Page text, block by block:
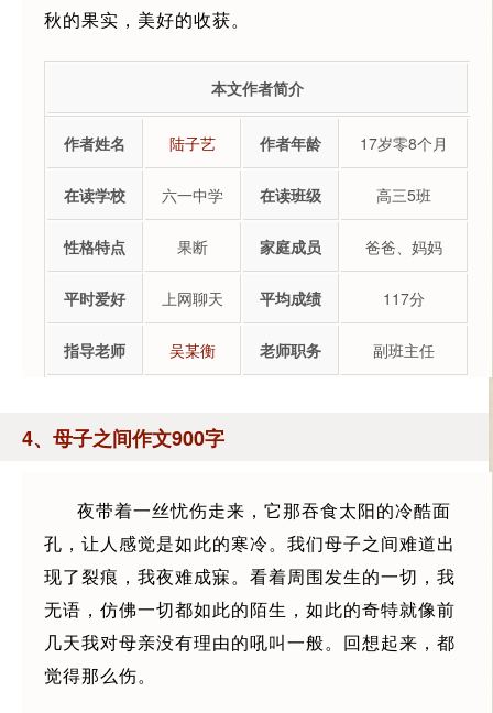
秋的果实，美好的收获。
本文作者简介
作者姓名 陆子艺 作者年龄 17岁零8个月
在读学校 六一中学 在读班级 高三5班
性格特点 果断 家庭成员 爸爸、妈妈
平时爱好 上网聊天 平均成绩 117分
指导老师 吴某衡 老师职务 副班主任
4、母子之间作文900字
夜带着一丝忧伤走来，它那吞食太阳的冷酷面
孔，让人感觉是如此的寒冷。我们母子之间难道出
现了裂痕，我夜难成寐。看着周围发生的一切，我
无语，仿佛一切都如此的陌生，如此的奇特就像前
几天我对母亲没有理由的吼叫一般。回想起来，都
觉得那么伤。